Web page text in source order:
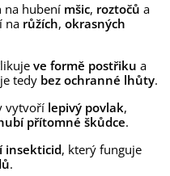
na hubení mšic, roztočů a
na růžích, okrasných
ve formě postřiku a
tedy bez ochranné lhůty.
vytvoří lepivý povlak,
přítomné škůdce.
insekticid, který funguje
.